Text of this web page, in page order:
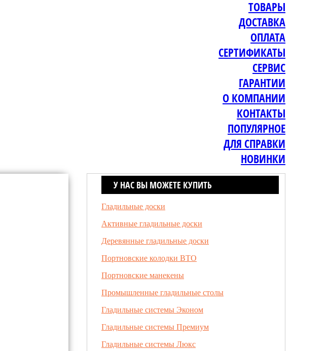
ТОВАРЫ
ДОСТАВКА
ОПЛАТА
СЕРТИФИКАТЫ
СЕРВИС
ГАРАНТИИ
О КОМПАНИИ
КОНТАКТЫ
ПОПУЛЯРНОЕ
ДЛЯ СПРАВКИ
НОВИНКИ
У НАС ВЫ МОЖЕТЕ КУПИТЬ
Гладильные доски
Активные гладильные доски
Деревянные гладильные доски
Портновские колодки ВТО
Портновские манекены
Промышленные гладильные столы
Гладильные системы Эконом
Гладильные системы Премиум
Гладильные системы Люкс